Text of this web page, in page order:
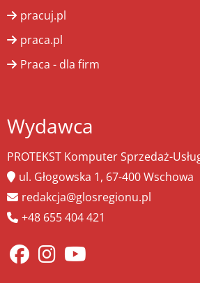
pracuj.pl
praca.pl
Praca - dla firm
Wydawca
PROTEKST Komputer Sprzedaż-
ul. Głogowska 1, 67-400 Wschowa
redakcja@glosregionu.pl
+48 655 404 421